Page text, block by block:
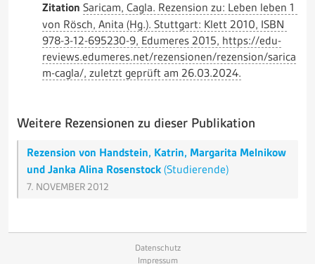
Zitation Saricam, Cagla. Rezension zu: Leben leben 1
von Rösch, Anita (Hg.). Stuttgart: Klett 2010, ISBN
978-3-12-695230-9, Edumeres 2015, https://edu-
reviews.edumeres.net/rezensionen/rezension/sarica
m-cagla/, zuletzt geprüft am 26.03.2024.
Weitere Rezensionen zu dieser Publikation
Rezension von Handstein, Katrin, Margarita Melnikow
und Janka Alina Rosenstock (Studierende)
7. NOVEMBER 2012
Datenschutz
Impressum